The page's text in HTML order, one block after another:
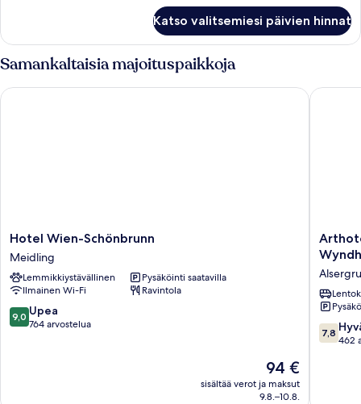
Katso valitsemiesi päivien hinnat
Samankaltaisia majoituspaikkoja
Hotel
Wien-
Schönbrunn
Meidling
Hotel Wien-Schönbrunn
Meidling
Lemmikkiystävällinen
Pysäköinti saatavilla
Ilmainen Wi-Fi
Ravintola
9.0
kautta
9,0 Upea
764 arvostelua
Hinta
94 €
94 €
sisältää verot ja maksut
9.8.–10.8.
Hotel Wien-Schönbrunn
Arthotel
ANA
Gala,
by
7.8
kautta
7,8
462
Arthotel